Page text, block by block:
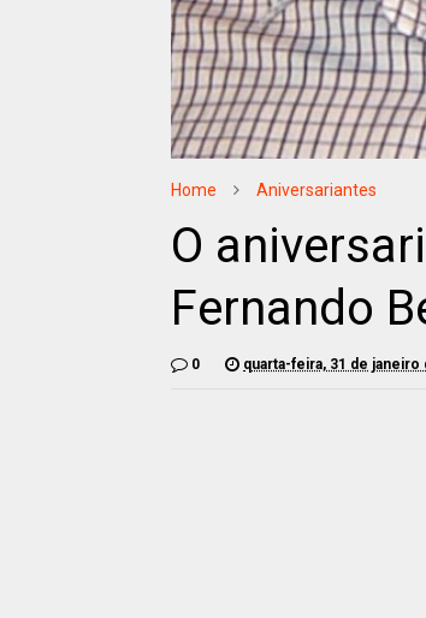
Home Aniversariantes
O
Fernando
0 quarta-feira, 31 de janeiro